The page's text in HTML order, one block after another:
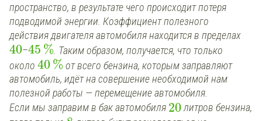
пространство, в результате чего происходит потеря
подводимой энергии. Коэффициент полезного
действия двигателя автомобиля находится в пределах
40–45 % . Таким образом, получается, что только
около 40 % от всего бензина, которым заправляют
автомобиль, идёт на совершение необходимой нам
полезной работы — перемещение автомобиля.
Если мы заправим в бак автомобиля 20литров бензина,